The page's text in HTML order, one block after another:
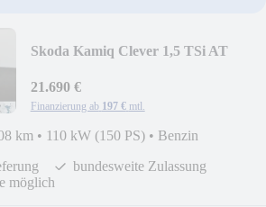
Skoda Kamiq Clever 1,5 TSi AT
21.690 €
Finanzierung ab 197 € mtl.
km • 110 kW (150 PS) • Benzin
bundesweite Zulassung
möglich